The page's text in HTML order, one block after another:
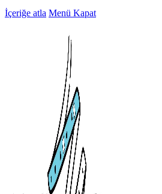
İçeriğe atla Menü Kapat